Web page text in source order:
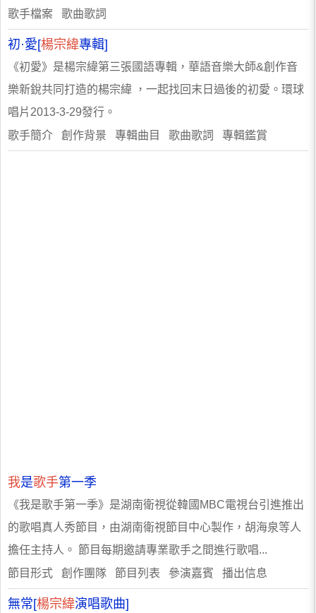
歌手檔案 歌曲歌詞
初·愛[楊宗緯專輯]
《初愛》是楊宗緯第三張國語專輯，華語音樂大師&創作音
樂新銳共同打造的楊宗緯 ，一起找回末日過後的初愛。環球
唱片2013-3-29發行。
歌手簡介 創作背景 專輯曲目 歌曲歌詞 專輯鑑賞
我是歌手第一季
《我是歌手第一季》是湖南衛視從韓國MBC電視台引進推出
的歌唱真人秀節目，由湖南衛視節目中心製作，胡海泉等人
擔任主持人。 節目每期邀請專業歌手之間進行歌唱...
節目形式 創作團隊 節目列表 參演嘉賓 播出信息
無常[楊宗緯演唱歌曲]